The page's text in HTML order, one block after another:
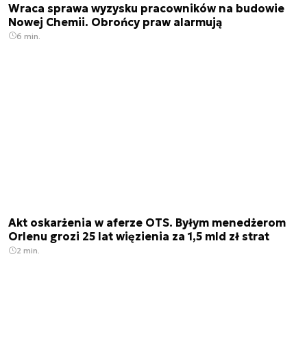
Wraca sprawa wyzysku pracowników na budowie
Nowej Chemii. Obrońcy praw alarmują
6 min.
Akt oskarżenia w aferze OTS. Byłym menedżerom
Orlenu grozi 25 lat więzienia za 1,5 mld zł strat
2 min.